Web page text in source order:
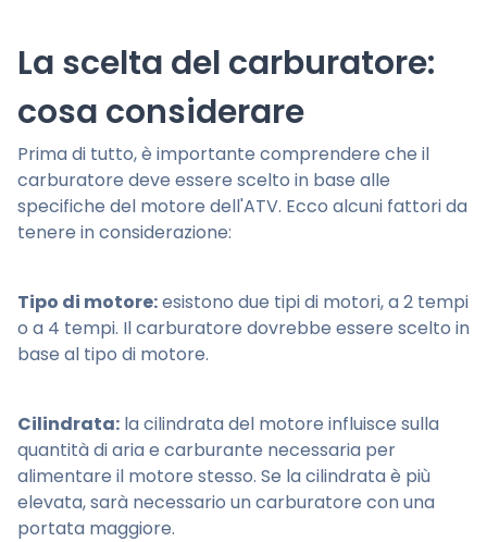
La scelta del carburatore:
cosa considerare
Prima di tutto, è importante comprendere che il
carburatore deve essere scelto in base alle
specifiche del motore dell'ATV. Ecco alcuni fattori da
tenere in considerazione:
Tipo di motore:esistono due tipi di motori, a 2 tempi
o a 4 tempi. Il carburatore dovrebbe essere scelto in
base al tipo di motore.
Cilindrata: la cilindrata del motore influisce sulla
quantità di aria e carburante necessaria per
alimentare il motore stesso. Se la cilindrata è più
elevata, sarà necessario un carburatore con una
portata maggiore.